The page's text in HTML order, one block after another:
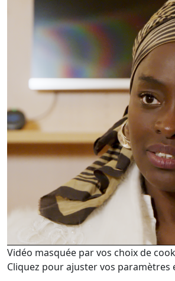
Vidéo masquée par vos choix de
Cliquez pour ajuster vos paramètres